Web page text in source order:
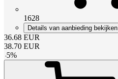
1628
Details van aanbieding bekijken
36.68 EUR
38.70 EUR
-5%